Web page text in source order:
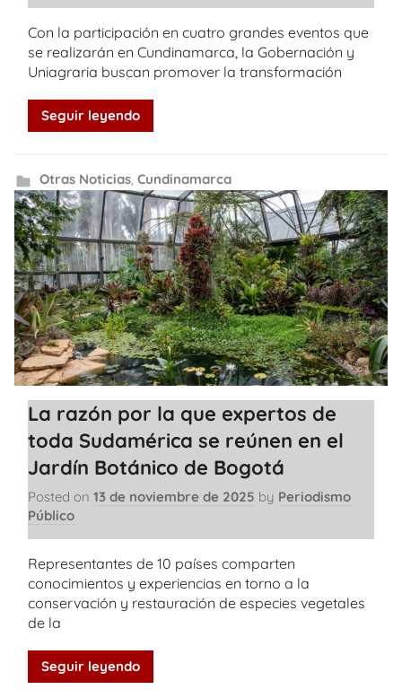
Con la participación en cuatro grandes eventos que
se realizarán en Cundinamarca, la Gobernación y
Uniagraria buscan promover la transformación
Seguir leyendo
Otras Noticias, Cundinamarca
La razón por la que expertos de
toda Sudamérica se reúnen en el
Jardín Botánico de Bogotá
Posted on 13 de noviembre de 2025 by Periodismo
Público
Representantes de 10 países comparten
conocimientos y experiencias en torno a la
conservación y restauración de especies vegetales
de la
Seguir leyendo